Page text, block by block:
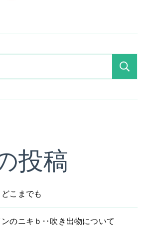
投稿
こまでも
ンのニキｂ‥吹き出物について